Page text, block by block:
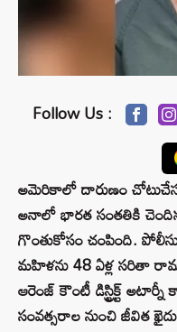
Follow Us :
అమెరికాలో దారుణం
అనాలో భారత సంతతికి
గొంతుకోసం చంపింది.
మహిళను 48 ఏళ్ల సరితా
ఆరెంజ్ కౌంటీ డిస్ట్రిక్ట్
సంవత్సరాల నుంచి జీవిత